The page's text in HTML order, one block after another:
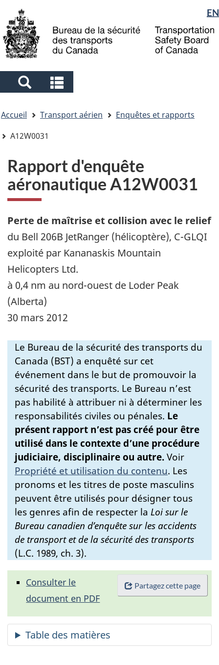
to
main
to
"About
government"
à
la
Sélection
de
la
langue
EN
Search
and
menus
and
menus
êtes
ici
Accueil Transport aérien
Enquêtes et rapports
A12W0031
Rapport d'enquête
aéronautique A12W0031
Perte de maîtrise et collision avec le relief
du Bell 206B JetRanger (hélicoptère), C-GLQI
exploité par Kananaskis Mountain
Helicopters Ltd.
à 0,4 nm au nord-ouest de Loder Peak
(Alberta)
30 mars 2012
Le Bureau de la sécurité des transports du
Canada (BST) a enquêté sur cet
événement dans le but de promouvoir la
sécurité des transports. Le Bureau n’est
pas habilité à attribuer ni à déterminer les
responsabilités civiles ou pénales. Le
présent rapport n’est pas créé pour être
utilisé dans le contexte d’une procédure
judiciaire, disciplinaire ou autre.Voir
Propriété et utilisation du contenu. Les
pronoms et les titres de poste masculins
peuvent être utilisés pour désigner tous
les genres afin de respecter la Loi sur le
Bureau canadien d’enquête sur les accidents
de transport et de la sécurité des transports
(L.C. 1989, ch. 3).
Partagez cette page
Consulter le
document en PDF